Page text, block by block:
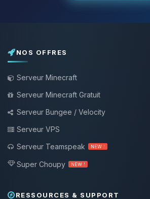
NOS OFFRES
Serveur Minecraft
Serveur Minecraft Gratuit
Serveur Bungee / Velocity
Serveur VPS
Serveur Teamspeak
NEW !
Super Choupy NEW !
RESSOURCES & SUPPORT